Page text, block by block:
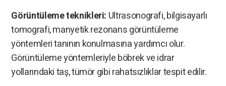
Görüntüleme teknikleri: Ultrasonografi, bilgisayarlı
tomografi, manyetik rezonans görüntüleme
yöntemleri tanının konulmasına yardımcı olur.
Görüntüleme yöntemleriyle böbrek ve idrar
yollarındaki taş, tümör gibi rahatsızlıklar tespit edilir.